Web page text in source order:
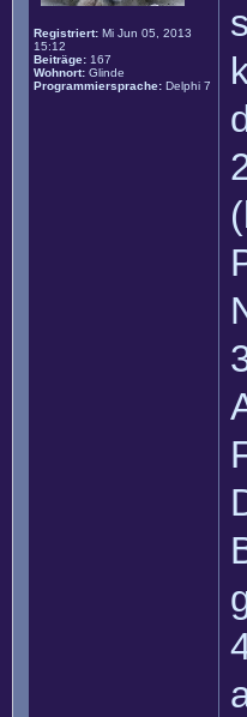
Registriert: Mi Jun 05, 2013
15:12
Beiträge: 167
Wohnort: Glinde
Programmiersprache: Delphi 7